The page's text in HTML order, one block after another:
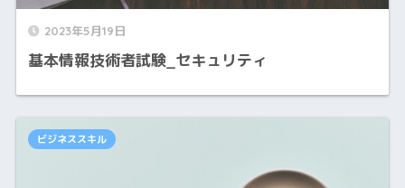
2023年5月19日
基本情報技術者試験_セキュリティ
ビジネススキル